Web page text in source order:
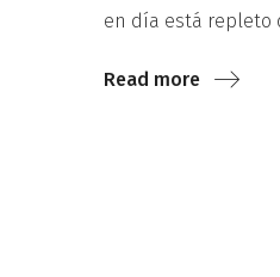
en día está repleto
Read more